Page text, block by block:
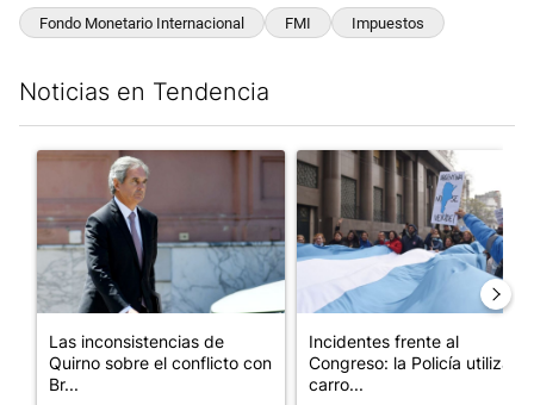
Fondo Monetario Internacional FMI Impuestos
Noticias en Tendencia
Un artículo de tendencia con el título "Las inconsistencias de
Las inconsistencias de
Quirno sobre el conflicto con
Br...
Un artículo de tendencia con
Incidentes frente al
Congreso: la Policía utiliza
carro...